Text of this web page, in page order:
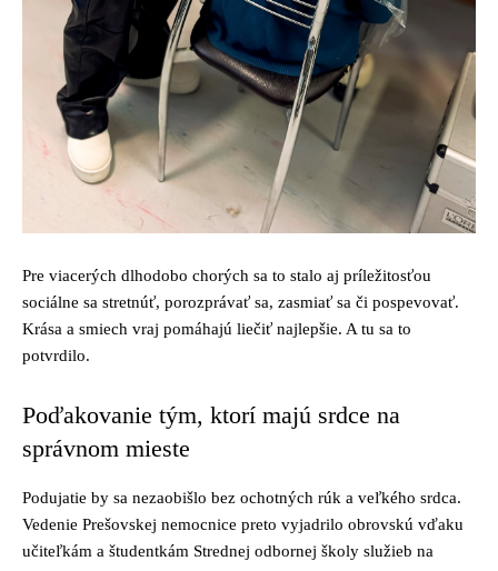
Pre viacerých dlhodobo chorých sa to stalo aj príležitosťou
sociálne sa stretnúť, porozprávať sa, zasmiať sa či pospevovať.
Krása a smiech vraj pomáhajú liečiť najlepšie. A tu sa to
potvrdilo.
Poďakovanie tým, ktorí majú srdce na
správnom mieste
Podujatie by sa nezaobišlo bez ochotných rúk a veľkého srdca.
Vedenie Prešovskej nemocnice preto vyjadrilo obrovskú vďaku
učiteľkám a študentkám Strednej odbornej školy služieb na